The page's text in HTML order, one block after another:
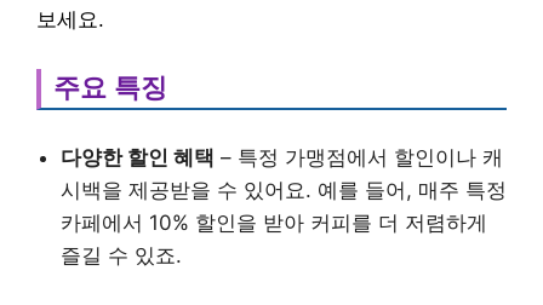
보세요.
주요 특징
다양한 할인 혜택 – 특정 가맹점에서 할인이나 캐
시백을 제공받을 수 있어요. 예를 들어, 매주 특정
카페에서 10% 할인을 받아 커피를 더 저렴하게
즐길 수 있죠.